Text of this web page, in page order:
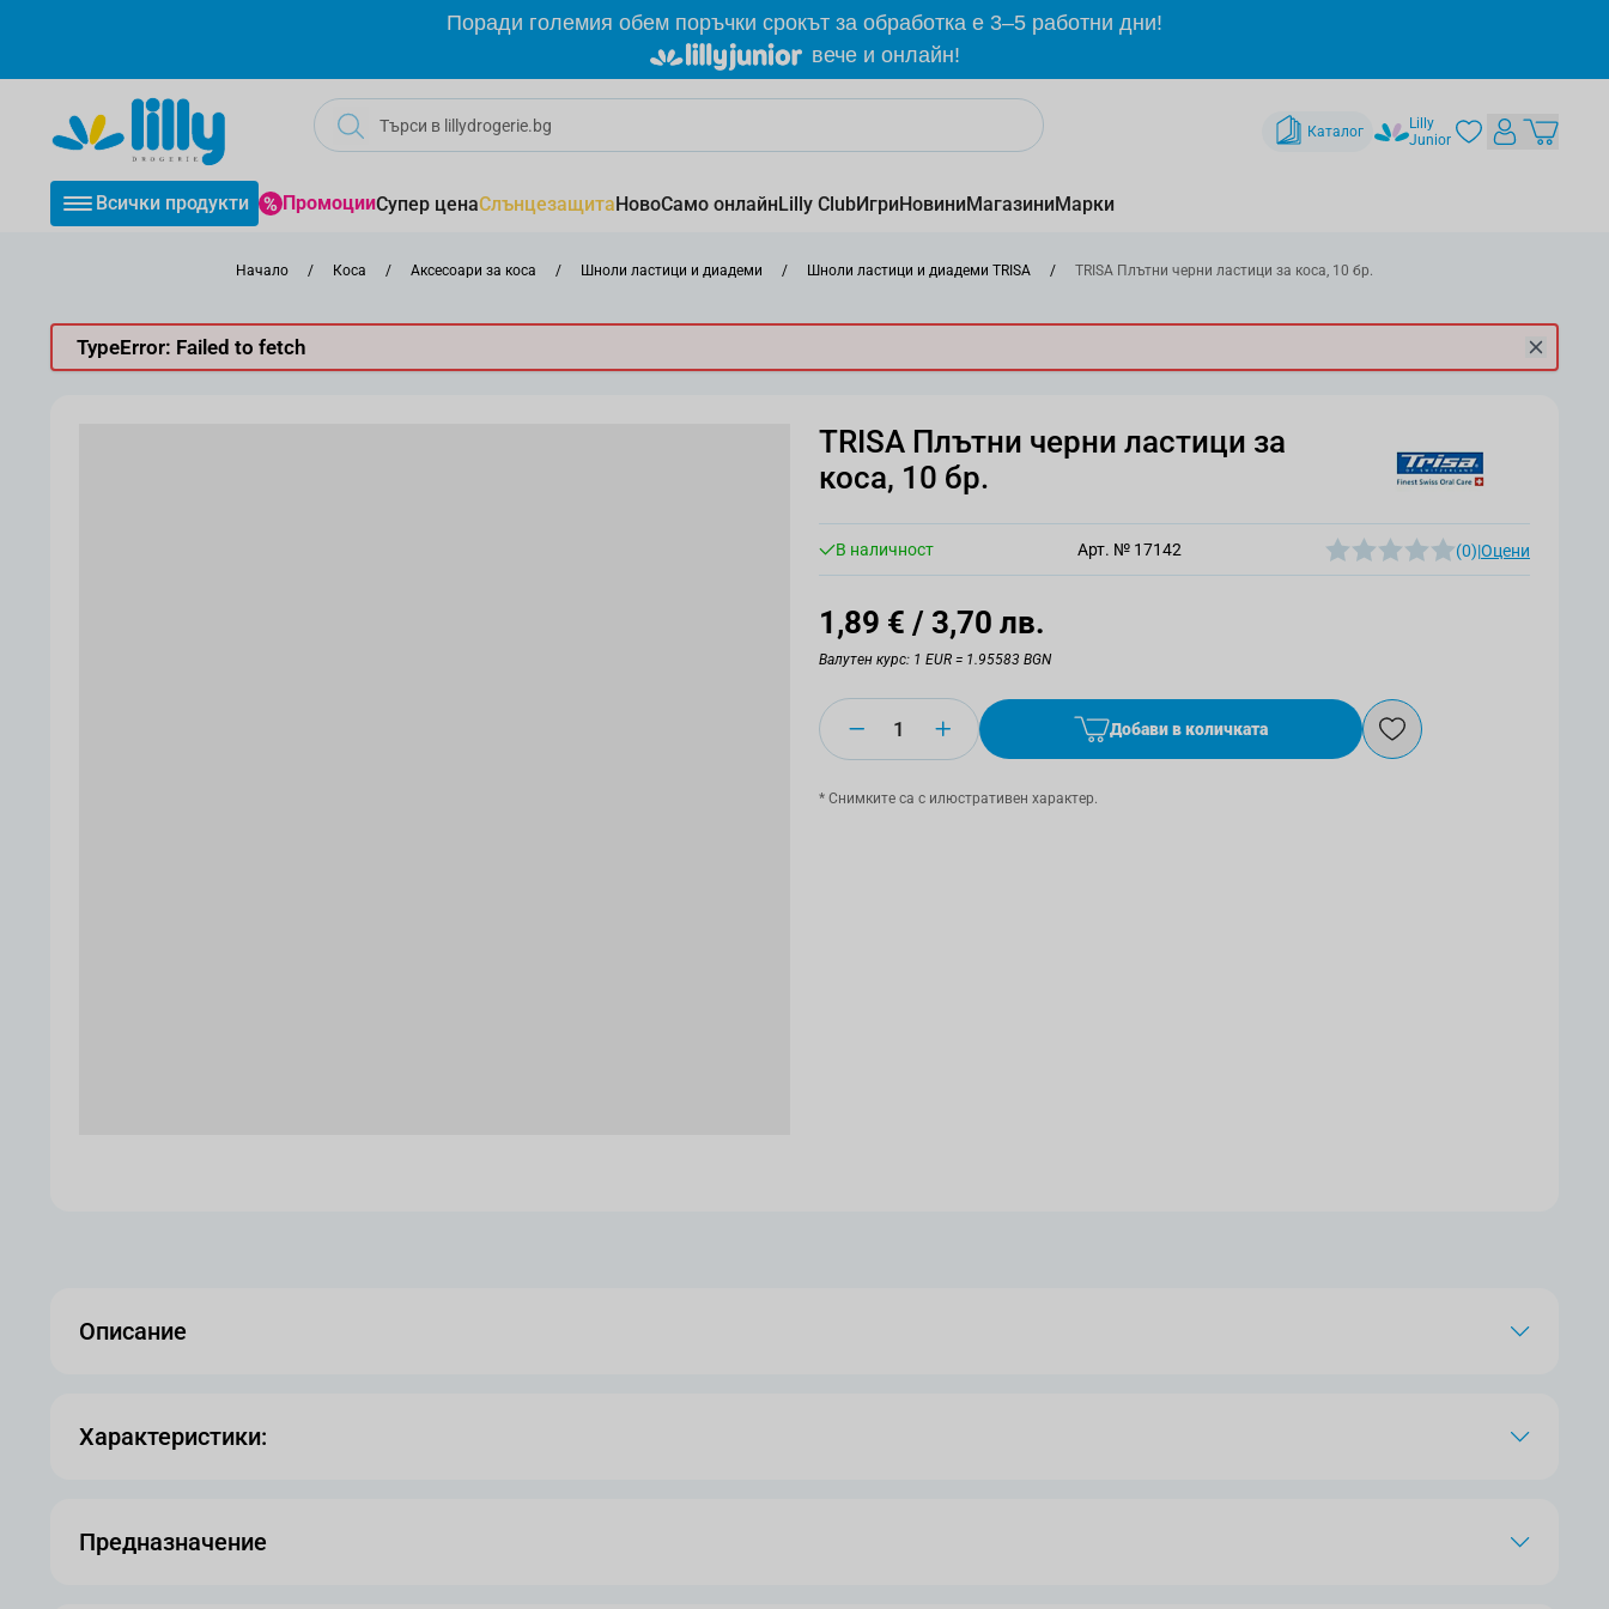
Поради големия обем поръчки срокът за обработка е 3–5 работни дни!
вече и онлайн!
Каталог
Lilly
Junior
Всички продукти ПромоцииСупер ценаСлънцезащитаНовоСамо онлайнLilly ClubИгриНовиниМагазиниМарки
Начало / Коса / Аксесоари за коса / Шноли ластици и диадеми / Шноли ластици и диадеми TRISA / TRISA Плътни черни ластици за коса, 10 бр.
TypeError: Failed to fetch
TRISA Плътни черни ластици за
коса, 10 бр.
В наличност Арт. № 17142 (0)|Оцени
1,89 € / 3,70 лв.
Валутен курс: 1 EUR = 1.95583 BGN
Количество Добави в количката
* Снимките са с илюстративен характер.
Описание
Характеристики:
Предназначение